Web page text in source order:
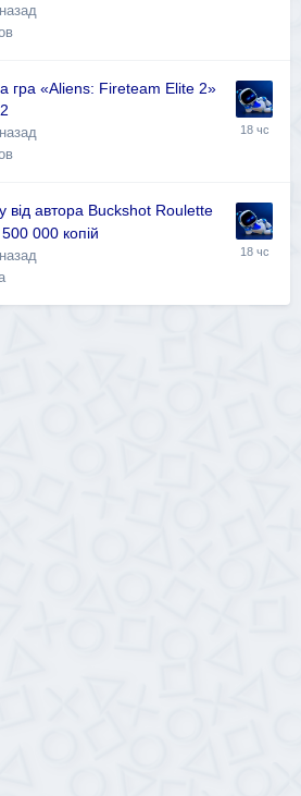
гра «Aliens: Fireteam Elite 2»
від автора Buckshot Roulette
000 копій